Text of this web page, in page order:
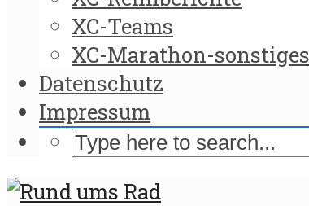
XC-Teams
XC-Marathon-sonstiges
Datenschutz
Impressum